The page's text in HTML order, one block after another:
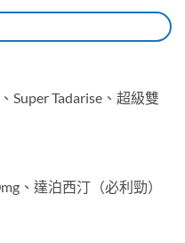
Super Tadarise、超級雙
、達泊西汀（必利勁）